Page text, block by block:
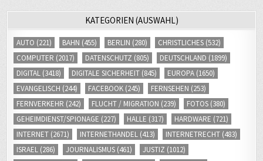
AUTO(221) BAHN(455) BERLIN(280) CHRISTLICHES(532)
COMPUTER
(2017) DATENSCHUTZ (805) DEUTSCHLAND(1899)
DIGITAL (3418) DIGITALE SICHERHEIT(845) EUROPA(1650)
EVANGELISCH (244) FACEBOOK(245) FERNSEHEN(253)
FERNVERKEHR(242) FLUCHT / MIGRATION(239) FOTOS
GEHEIMDIENST/SPIONAGE(227) HALLE (317) HARDWARE(721)
INTERNET(2671) INTERNETHANDEL(413) INTERNETRECHT(483)
ISRAEL(286) JOURNALISMUS(461) JUSTIZ
(1012)
KOMMENTAR
(313) LATEINAMERIKA (523) LEIPZIG